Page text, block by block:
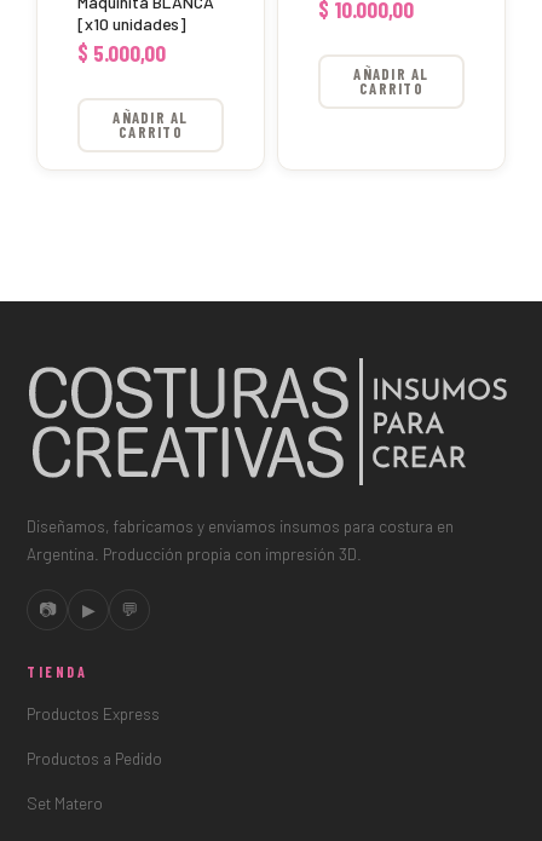
[x10 unidades]
$ 5.000,00
AÑADIR AL
CARRITO
$ 10.000,00
AÑADIR AL
CARRITO
Diseñamos, fabricamos y enviamos insumos para costura en
Argentina. Producción propia con impresión 3D.
📷 ▶ 💬
TIENDA
Productos Express
Productos a Pedido
Set Matero